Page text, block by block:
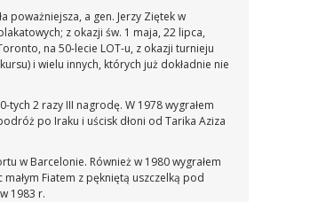
poważniejsza, a gen. Jerzy Ziętek w
z okazji św. 1 maja, 22 lipca,
na 50-lecie LOT-u, z okazji turnieju
i wielu innych, których już dokładnie nie
2 razy III nagrodę. W 1978 wygrałem
po Iraku i uścisk dłoni od Tarika Aziza
w Barcelonie. Również w 1980 wygrałem
Fiatem z pękniętą uszczelką pod
1983 r.